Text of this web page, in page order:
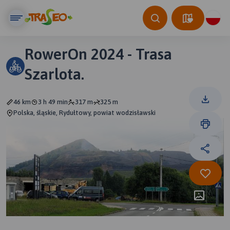
RowerOn 2024 - Trasa
Szarlota.
46 km 3 h 49 min 317 m
325 m
Polska, śląskie, Rydułtowy, powiat wodzisławski